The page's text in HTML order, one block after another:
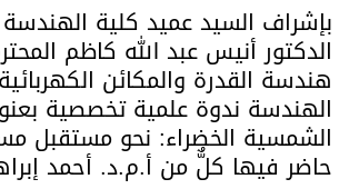
بإشراف السيد عميد كلية الهندسة
الدكتور أنيس عبد الله كاظم
هندسة القدرة والمكائن
الهندسة ندوة علمية تخصصية
الشمسية الخضراء: نحو مستقبل
حاضر فيها كلٌّ من أ.م.د. أحمد